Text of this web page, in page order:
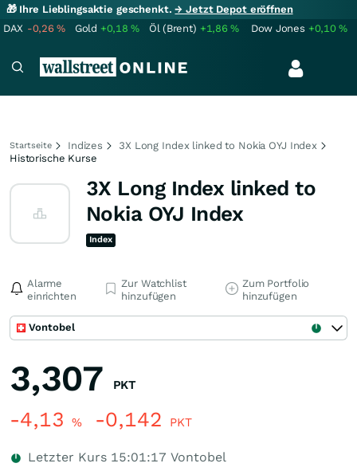
🎁 Ihre Lieblingsaktie geschenkt.→ Jetzt Depot eröffnen
DAX -0,26% Gold +0,18% Öl (Brent) +1,86% Dow Jones +0,10%
Startseite Indizes
3X Long Index linked to Nokia OYJ Index
Historische Kurse
3X Long Index linked to
Nokia OYJ Index
Index
Alarme
einrichten
Zur Watchlist
hinzufügen
Zum Portfolio
hinzufügen
Vontobel
3,307 PKT
-4,13 % -0,142 PKT
Letzter Kurs 15:01:17 Vontobel